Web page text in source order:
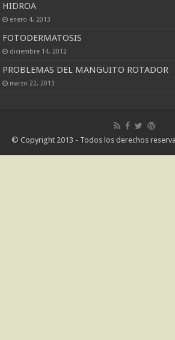
HIDROA
enero 4, 2013
FOTODERMATOSIS
diciembre 14, 2012
PROBLEMAS DEL MANGUITO ROTADOR
marzo 22, 2013
© Copyright 2013 - Todos los derechos